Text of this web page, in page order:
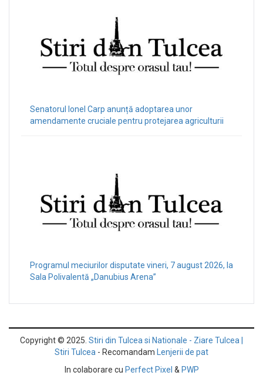
Senatorul Ionel Carp anunță adoptarea unor
amendamente cruciale pentru protejarea agriculturii
Programul meciurilor disputate vineri, 7 august 2026, la
Sala Polivalentă „Danubius Arena”
Copyright © 2025. Stiri din Tulcea si Nationale - Ziare Tulcea |
Stiri Tulcea - Recomandam Lenjerii de pat
In colaborare cu Perfect Pixel & PWP